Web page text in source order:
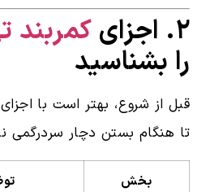
۲. اجزای کمربند
را بشناسید
قبل از شروع، بهتر است با
تا هنگام بستن دچار سردرگمی
بخش